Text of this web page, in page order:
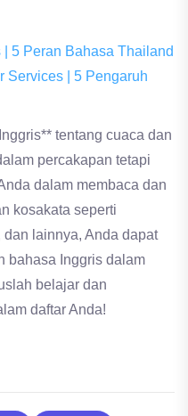
| 5 Peran Bahasa Thailand
Services | 5 Pengaruh
tentang cuaca dan
percakapan tetapi
dalam membaca dan
kosakata seperti
dan lainnya, Anda dapat
bahasa Inggris dalam
belajar dan
daftar Anda!